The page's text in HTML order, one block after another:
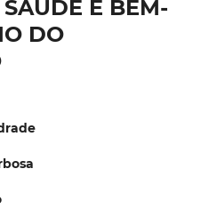
E BEM-
DO